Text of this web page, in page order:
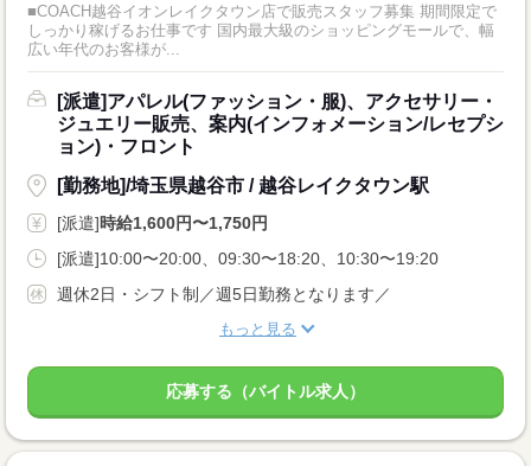
■COACH越谷イオンレイクタウン店で販売スタッフ募集 期間限定で
しっかり稼げるお仕事です 国内最大級のショッピングモールで、幅
広い年代のお客様が...
[派遣]アパレル(ファッション・服)、アクセサリー・
ジュエリー販売、案内(インフォメーション/レセプシ
ョン)・フロント
[勤務地]/埼玉県越谷市 / 越谷レイクタウン駅
[派遣]時給1,600円〜1,750円
[派遣]10:00〜20:00、09:30〜18:20、10:30〜19:20
週休2日・シフト制／週5日勤務となります／
もっと見る
応募する（バイトル求人）